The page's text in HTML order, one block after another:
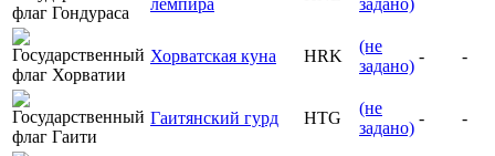
Хорватская куна HRK
(не
задано)
- -
Гаитянский гурд HTG
(не
задано)
- -